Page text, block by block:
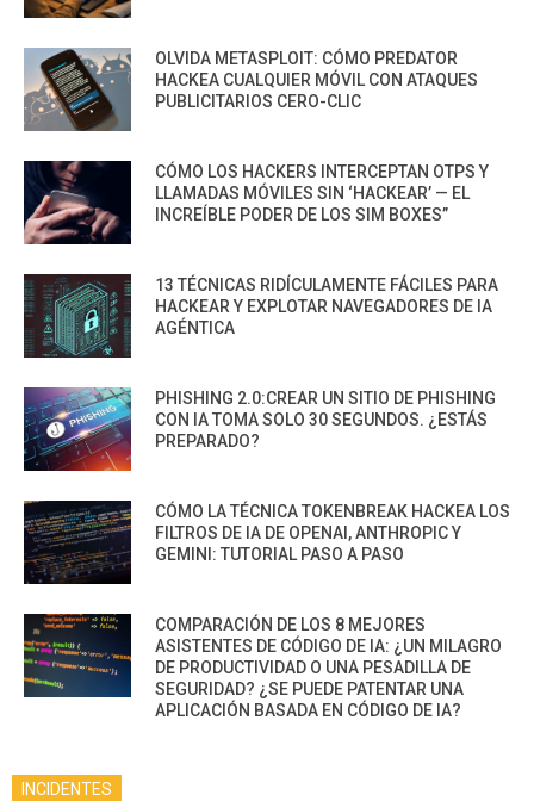
OLVIDA METASPLOIT: CÓMO PREDATOR
HACKEA CUALQUIER MÓVIL CON ATAQUES
PUBLICITARIOS CERO-CLIC
CÓMO LOS HACKERS INTERCEPTAN OTPS Y
LLAMADAS MÓVILES SIN ‘HACKEAR’ — EL
INCREÍBLE PODER DE LOS SIM BOXES”
13 TÉCNICAS RIDÍCULAMENTE FÁCILES PARA
HACKEAR Y EXPLOTAR NAVEGADORES DE IA
AGÉNTICA
PHISHING 2.0:CREAR UN SITIO DE PHISHING
CON IA TOMA SOLO 30 SEGUNDOS. ¿ESTÁS
PREPARADO?
CÓMO LA TÉCNICA TOKENBREAK HACKEA LOS
FILTROS DE IA DE OPENAI, ANTHROPIC Y
GEMINI: TUTORIAL PASO A PASO
COMPARACIÓN DE LOS 8 MEJORES
ASISTENTES DE CÓDIGO DE IA: ¿UN MILAGRO
DE PRODUCTIVIDAD O UNA PESADILLA DE
SEGURIDAD? ¿SE PUEDE PATENTAR UNA
APLICACIÓN BASADA EN CÓDIGO DE IA?
INCIDENTES